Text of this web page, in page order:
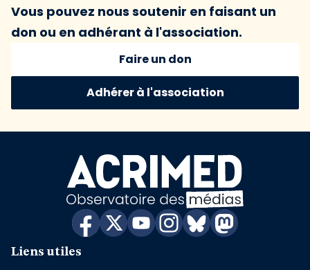
Vous pouvez nous soutenir en faisant un
don ou en adhérant à l'association.
Faire un don
Adhérer à l'association
Liens utiles